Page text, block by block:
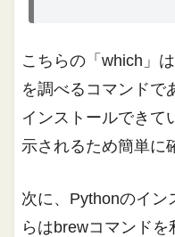
こちらの「which」
を調べるコマンドで
インストールできて
示されるため簡単に
次に、Pythonのイン
らはbrewコマンド